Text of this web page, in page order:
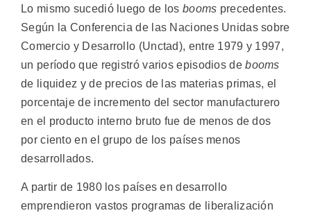
Lo mismo sucedió luego de los booms precedentes.
Según la Conferencia de las Naciones Unidas sobre
Comercio y Desarrollo (Unctad), entre 1979 y 1997,
un período que registró varios episodios debooms
de liquidez y de precios de las materias primas, el
porcentaje de incremento del sector manufacturero
en el producto interno bruto fue de menos de dos
por ciento en el grupo de los países menos
desarrollados.
A partir de 1980 los países en desarrollo
emprendieron vastos programas de liberalización